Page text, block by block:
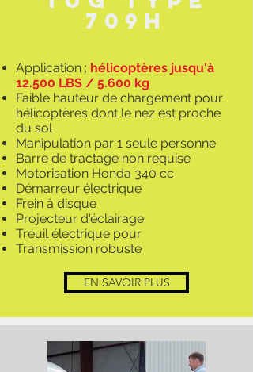
709H
Application : hélicoptères jusqu'à
12.500 LBS / 5.600 kg
Faible hauteur de chargement pour
hélicoptères dont le nez est proche
du sol
Manipulation par 1 seule personne
Barre de tractage non requise
Motorisation Honda 340 cc
Démarreur électrique
Frein à disque
Projecteur d'éclairage
Treuil électrique pour
Transmission robuste
EN SAVOIR PLUS